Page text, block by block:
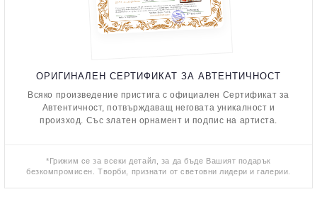
ОРИГИНАЛЕН СЕРТИФИКАТ ЗА АВТЕНТИЧНОСТ
Всяко произведение пристига с официален Сертификат за
Автентичност, потвърждаващ неговата уникалност и
произход. Със златен орнамент и подпис на артиста.
*Грижим се за всеки детайл, за да бъде Вашият подарък
безкомпромисен. Творби, признати от световни лидери и галерии.